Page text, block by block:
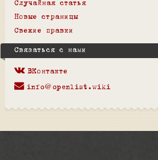
Случайная статья
Новые страницы
Свежие правки
Связаться с нами
ВКонтакте
info@openlist.wiki